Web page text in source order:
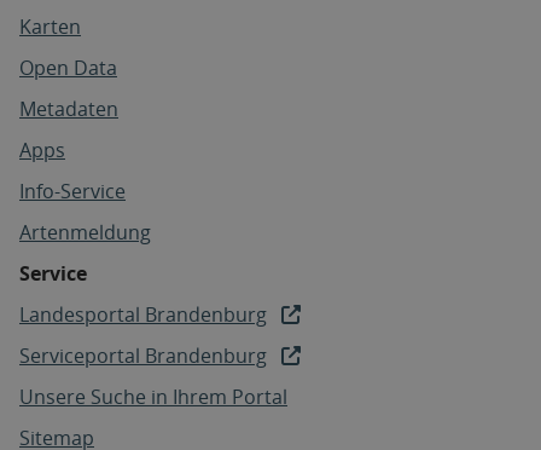
Karten
Open Data
Metadaten
Apps
Info-Service
Artenmeldung
Service
Landesportal Brandenburg
Serviceportal Brandenburg
Unsere Suche in Ihrem Portal
Sitemap